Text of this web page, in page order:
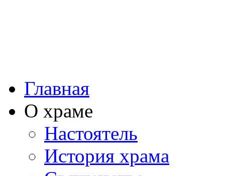
Главная
О храме
Настоятель
История храма